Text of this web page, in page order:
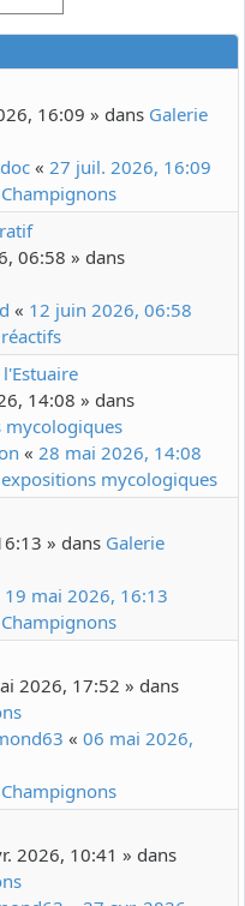
16:09 » dans Galerie
« 27 juil. 2026, 16:09
06:58 » dans
« 12 juin 2026, 06:58
14:08 » dans
mycologiques
« 28 mai 2026, 14:08
mycologiques
» dans Galerie
19 mai 2026, 16:13
2026, 17:52 » dans
« 06 mai 2026,
2026, 10:41 » dans